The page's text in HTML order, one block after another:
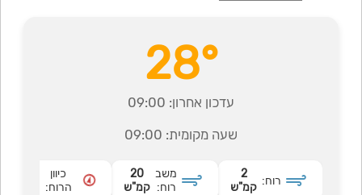
28°
עדכון אחרון: 09:00
שעה מקומית: 09:00
רוח:
2
קמ"ש
משב
רוח:
20
קמ"ש
כיוון
הרוח: